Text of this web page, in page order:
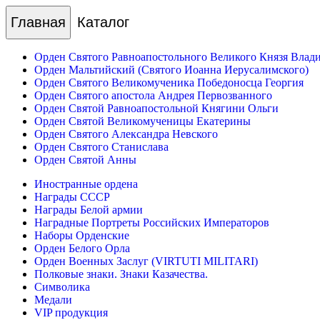
Главная Каталог
Орден Святого Равноапостольного Великого Князя
Орден Мальтийский (Святого Иоанна Иерусалимского)
Орден Святого Великомученика Победоносца Георгия
Орден Святого апостола Андрея Первозванного
Орден Святой Равноапостольной Княгини Ольги
Орден Святой Великомученицы Екатерины
Орден Святого Александра Невского
Орден Святого Станислава
Орден Святой Анны
Иностранные ордена
Награды СССР
Награды Белой армии
Наградные Портреты Российских Императоров
Наборы Орденские
Орден Белого Орла
Орден Военных Заслуг (VIRTUTI MILITARI)
Полковые знаки. Знаки Казачества.
Символика
Медали
VIP продукция